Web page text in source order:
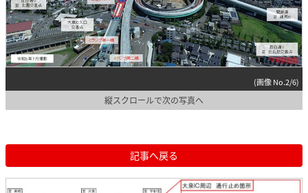
(画像 No.2/6)
縦スクロールで次の写真へ
記事へ戻る